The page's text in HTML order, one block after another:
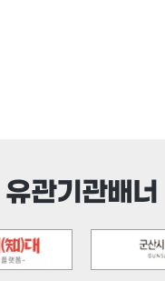
유관기관배너